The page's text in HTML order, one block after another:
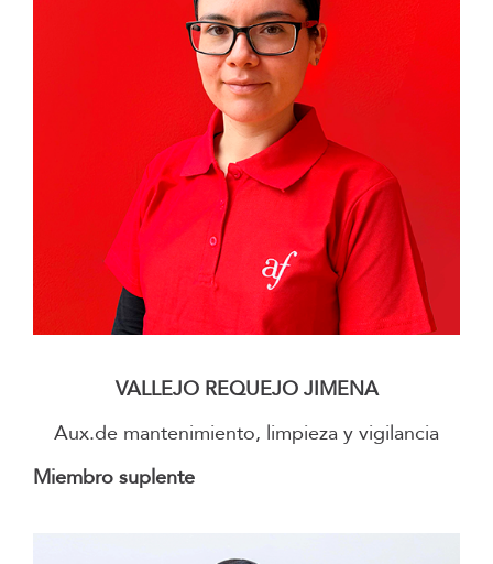
VALLEJO REQUEJO JIMENA
Aux.de mantenimiento, limpieza y vigilancia
Miembro suplente